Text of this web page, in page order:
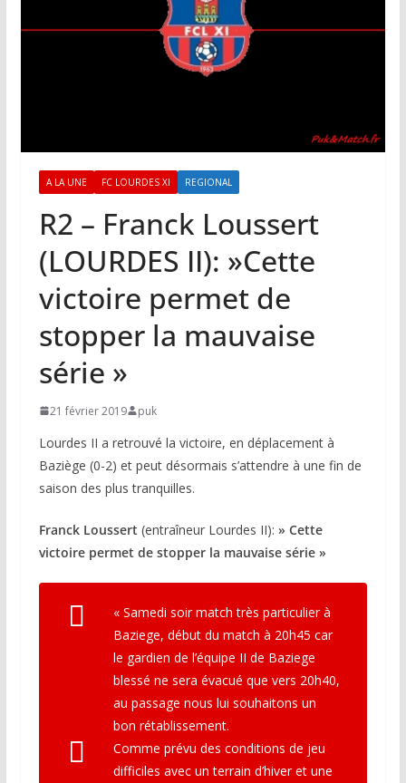
A LA UNE FC LOURDES XI REGIONAL
R2 – Franck Loussert
(LOURDES II): »Cette
victoire permet de
stopper la mauvaise
série »
21 février 2019 puk
Lourdes II a retrouvé la victoire, en déplacement à
Baziège (0-2) et peut désormais s’attendre à une fin de
saison des plus tranquilles.
Franck Loussert (entraîneur Lourdes II): » Cette
victoire permet de stopper la mauvaise série »
« Samedi soir match très particulier à
Baziege, début du match à 20h45 car
le gardien de l’équipe II de Baziege
blessé ne sera évacué que vers 20h40,
au passage nous lui souhaitons un
bon rétablissement.
Comme prévu des conditions de jeu
difficiles avec un terrain d’hiver et une